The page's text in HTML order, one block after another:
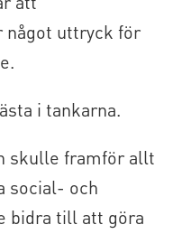
något uttryck för
i tankarna.
skulle framför allt
social- och
bidra till att göra